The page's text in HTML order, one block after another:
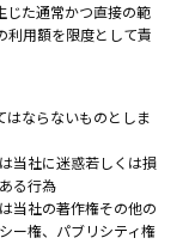
じた通常かつ直接の範
利用額を限度として責
はならないものとしま
当社に迷惑若しくは損
る行為
当社の著作権その他の
ー権、パブリシティ権